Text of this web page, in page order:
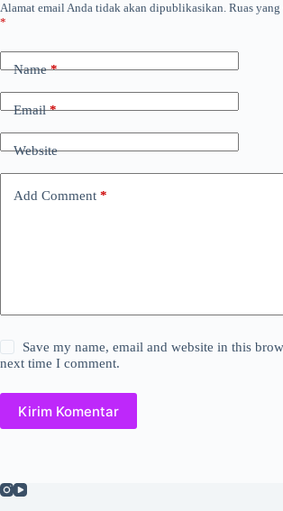
Alamat email Anda tidak akan dipublikasikan. Ruas
*
Name*
Email*
Website
Add Comment *
Save my name, email and website in this
next time I comment.
Kirim Komentar